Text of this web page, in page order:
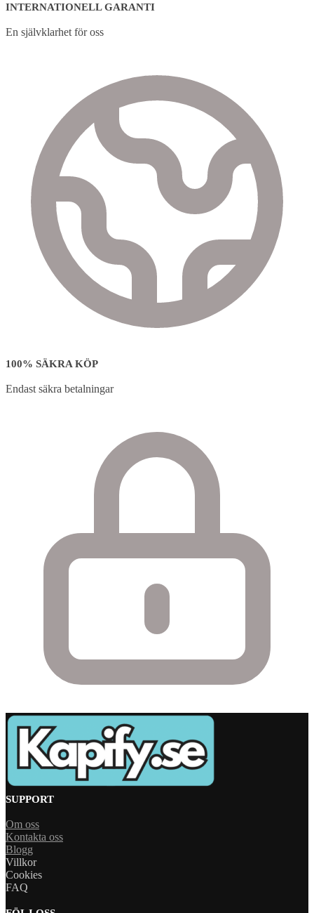
INTERNATIONELL GARANTI
En självklarhet för oss
100% SÄKRA KÖP
Endast säkra betalningar
SUPPORT
Om oss
Kontakta oss
Blogg
Villkor
Cookies
FAQ